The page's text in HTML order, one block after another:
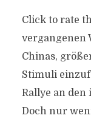
Click to rate
vergangenen
Chinas,
Stimuli
Rallye an
Doch nur